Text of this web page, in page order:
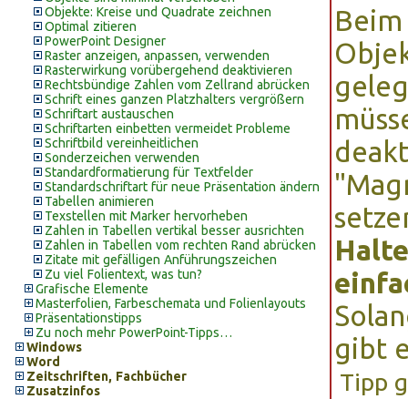
Objekte: Kreise und Quadrate zeichnen
Optimal zitieren
PowerPoint Designer
Raster anzeigen, anpassen, verwenden
Rasterwirkung vorübergehend deaktivieren
Rechtsbündige Zahlen vom Zellrand abrücken
Schrift eines ganzen Platzhalters vergrößern
Schriftart austauschen
Schriftarten einbetten vermeidet Probleme
Schriftbild vereinheitlichen
Sonderzeichen verwenden
Standardformatierung für Textfelder
Standardschriftart für neue Präsentation ändern
Tabellen animieren
Texstellen mit Marker hervorheben
Zahlen in Tabellen vertikal besser ausrichten
Zahlen in Tabellen vom rechten Rand abrücken
Zitate mit gefälligen Anführungszeichen
Zu viel Folientext, was tun?
Grafische Elemente
Masterfolien, Farbeschemata und Folienlayouts
Präsentationstipps
Zu noch mehr PowerPoint-Tipps…
Windows
Word
Zeitschriften, Fachbücher
Zusatzinfos
gibt
Tipp